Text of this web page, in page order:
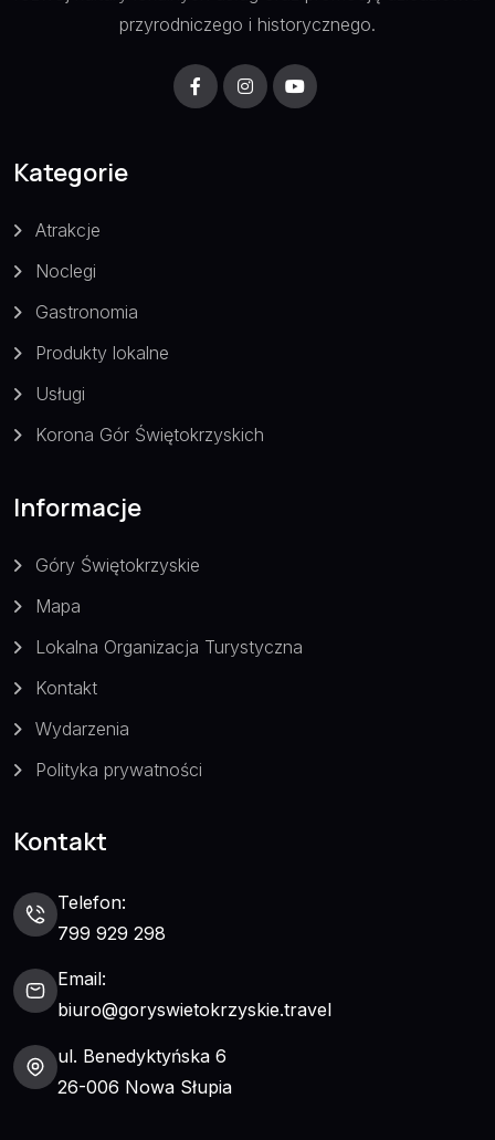
przyrodniczego i historycznego.
Kategorie
Atrakcje
Noclegi
Gastronomia
Produkty lokalne
Usługi
Korona Gór Świętokrzyskich
Informacje
Góry Świętokrzyskie
Mapa
Lokalna Organizacja Turystyczna
Kontakt
Wydarzenia
Polityka prywatności
Kontakt
Telefon:
799 929 298
Email:
biuro@goryswietokrzyskie.travel
ul. Benedyktyńska 6
26-006 Nowa Słupia